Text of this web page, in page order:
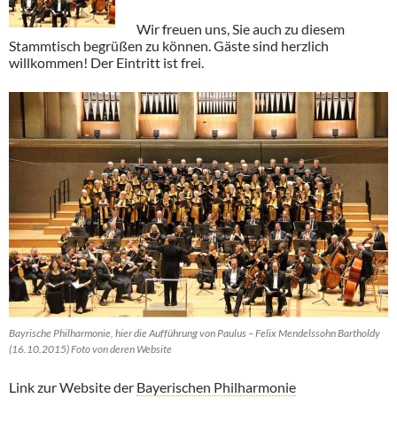
Wir freuen uns, Sie auch zu diesem
Stammtisch begrüßen zu können. Gäste sind herzlich
willkommen! Der Eintritt ist frei.
Bayrische Philharmonie, hier die Aufführung von Paulus – Felix Mendelssohn Bartholdy
(16.10.2015) Foto von deren Website
Link zur Website der Bayerischen Philharmonie